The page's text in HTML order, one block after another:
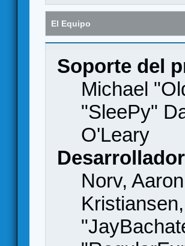
El Equipo
Soporte del
Michael
"SleePy"
O'Leary
Norv,